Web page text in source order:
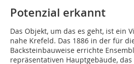
Potenzial erkannt
Das Objekt, um das es geht, ist ein
nahe Krefeld. Das 1886 in der für
Backsteinbauweise errichte
repräsentativen Hauptgebäude,